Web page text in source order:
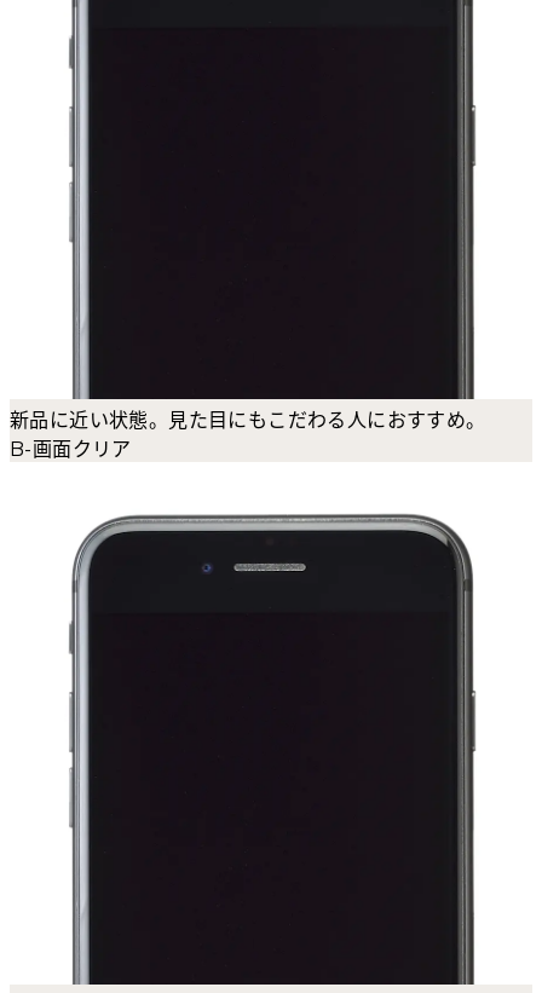
新品に近い状態。見た目にもこだわる人におすすめ。
B-画面クリア